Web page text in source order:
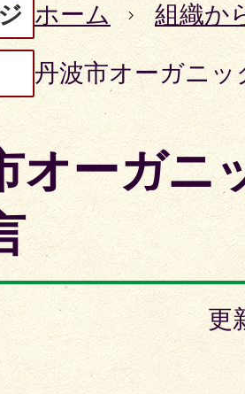
ホーム 組織か
丹波市オーガニ
オーガニ
更